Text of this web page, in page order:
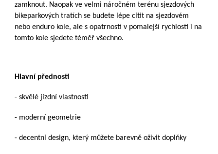
zamknout. Naopak ve velmi náročném terénu sjezdových
bikeparkových tratích se budete lépe cítit na sjezdovém
nebo enduro kole, ale s opatrností v pomalejší rychlosti i na
tomto kole sjedete téměř všechno.
Hlavní přednosti
- skvělé jízdní vlastnosti
- moderní geometrie
- decentní design, který můžete barevně oživit doplňky